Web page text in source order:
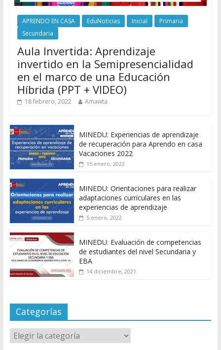
APRENDO EN CASA EduNoticias Inicial
Primaria
Secundaria
Aula Invertida: Aprendizaje
invertido en la Semipresencialidad
en el marco de una Educación
Híbrida (PPT + VIDEO)
18 febrero, 2022 Amawta
MINEDU: Experiencias de aprendizaje
de recuperación para Aprendo en casa
Vacaciones 2022
15 enero, 2022
MINEDU: Orientaciones para realizar
adaptaciones curriculares en las
experiencias de aprendizaje
5 enero, 2022
MINEDU: Evaluación de competencias
de estudiantes del nivel Secundaria y
EBA
14 diciembre, 2021
Categorías
Categorías